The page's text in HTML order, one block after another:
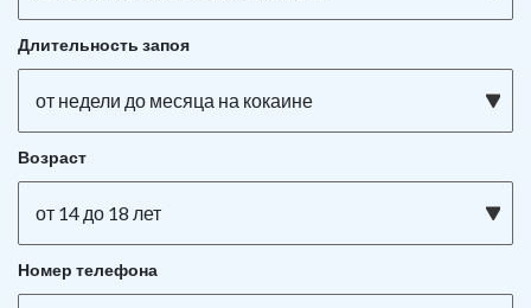
Длительность запоя
от недели до месяца на кокаине
Возраст
от 14 до 18 лет
Номер телефона